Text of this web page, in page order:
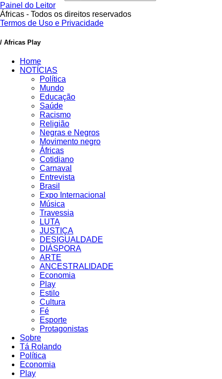
Painel do Leitor
Áfricas - Todos os direitos reservados
Termos de Uso e Privacidade
/ Africas Play
Home
NOTÍCIAS
Política
Mundo
Educação
Saúde
Racismo
Religião
Negras e Negros
Movimento negro
Áfricas
Cotidiano
Carnaval
Entrevista
Brasil
Expo Internacional
Música
Travessia
LUTA
JUSTIÇA
DESIGUALDADE
DIÁSPORA
ARTE
ANCESTRALIDADE
Economia
Play
Estilo
Cultura
Fé
Esporte
Protagonistas
Sobre
Tá Rolando
Política
Economia
Play